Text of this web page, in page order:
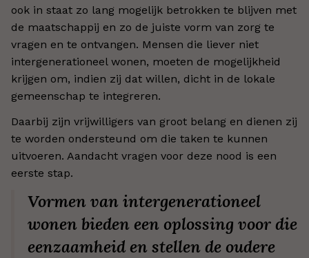
ook in staat zo lang mogelijk betrokken te blijven met
de maatschappij en zo de juiste vorm van zorg te
vragen en te ontvangen. Mensen die liever niet
intergenerationeel wonen, moeten de mogelijkheid
krijgen om, indien zij dat willen, dicht in de lokale
gemeenschap te integreren.
Daarbij zijn vrijwilligers van groot belang en dienen zij
te worden ondersteund om die taken te kunnen
uitvoeren. Aandacht vragen voor deze nood is een
eerste stap.
Vormen van intergenerationeel
wonen bieden een oplossing voor die
eenzaamheid en stellen de oudere